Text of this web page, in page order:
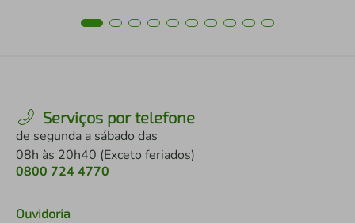
Serviços por telefone
de segunda a sábado das
08h às 20h40 (Exceto feriados)
0800 724 4770
Ouvidoria